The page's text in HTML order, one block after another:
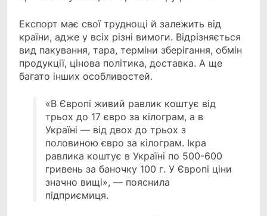
Експорт має свої труднощі й залежить від
країни, адже у всіх різні вимоги. Відрізняється
вид пакування, тара, терміни зберігання, обмін
продукції, цінова політика, доставка. А ще
багато інших особливостей.
«В Європі живий равлик коштує від
трьох до 17 євро за кілограм, а в
Україні — від двох до трьох з
половиною євро за кілограм. Ікра
равлика коштує в Україні по 500-600
гривень за баночку 100 г. У Європі ціни
значно вищі», — пояснила
підприємиця.